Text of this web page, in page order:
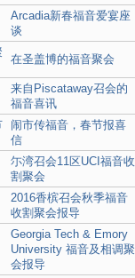
Arcadia新春福音爱宴座
谈
在圣盖博的福音聚会
来自Piscataway召会的
福音喜讯
闹市传福音，春节报喜
信
尓湾召会11区UCI福音收
割聚会
2016香槟召会秋季福音
收割聚会报导
Georgia Tech & Emory
University 福音及相调聚
会报导